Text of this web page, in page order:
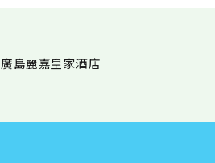
廣島麗嘉皇家酒店